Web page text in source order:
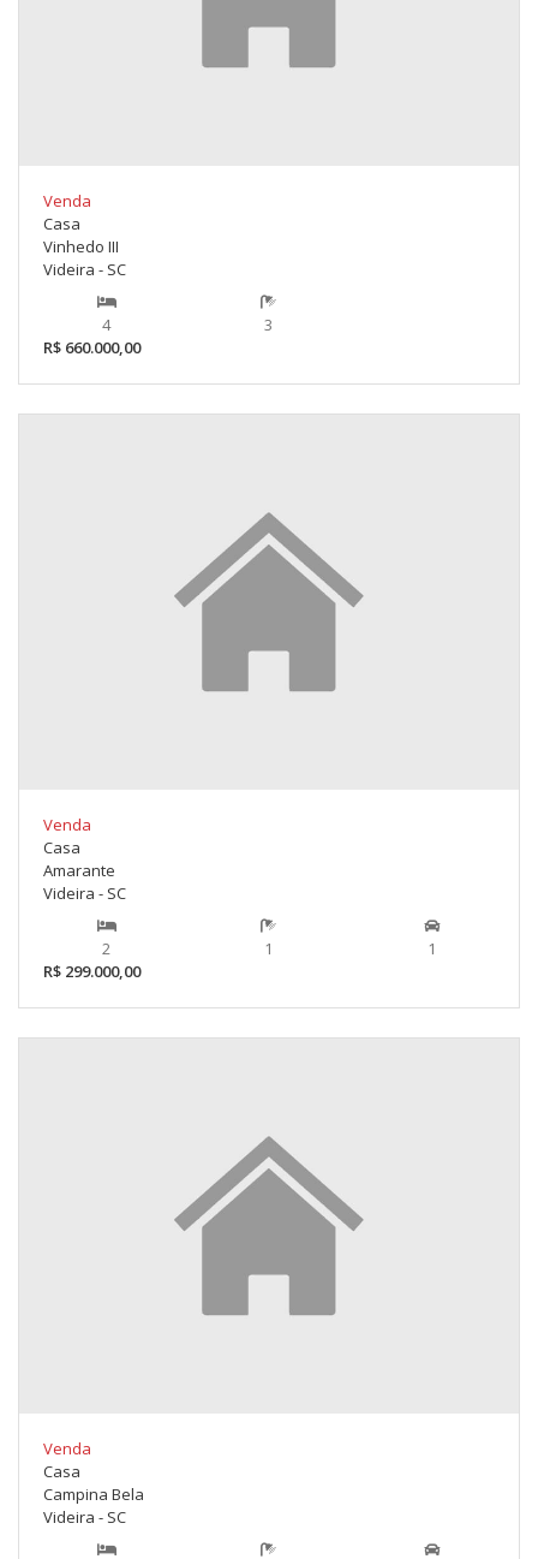
Venda
Casa
Vinhedo III
Videira - SC
4
3
R$ 660.000,00
Venda
Casa
Amarante
Videira - SC
2 1
1
R$ 299.000,00
Venda
Casa
Campina Bela
Videira - SC